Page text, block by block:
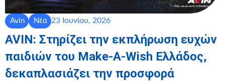
Avin Νέα 23 Ιουνίου, 2026
AVIN: Στηρίζει την εκπλήρωση ευχών
παιδιών του Make-A-Wish Ελλάδος,
δεκαπλασιάζει την προσφορά